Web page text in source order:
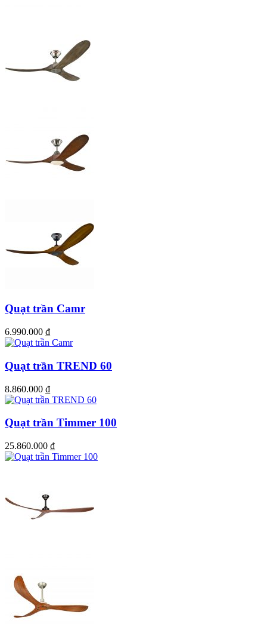
Quạt trần Camr
6.990.000 ₫
Quạt trần TREND 60
8.860.000 ₫
Quạt trần Timmer 100
25.860.000 ₫